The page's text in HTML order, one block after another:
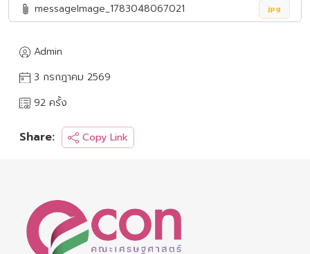
messageImage_1783048067021 jpg
Admin
3 กรกฎาคม 2569
92 ครั้ง
Share: Copy Link